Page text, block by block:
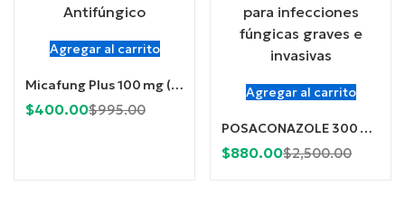
Agregar al carrito
Micafung Plus 100 mg (Micafungina) Inyección
$400.00Current
$995.00Original
Agregar al carrito
POSACONAZOLE 300 mg (Candipoz GR) x 100 Comprimidos
$880.00Current
$2,500.00